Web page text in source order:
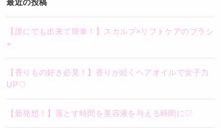
最近の投稿
【誰にでも出来て簡単！】スカルプ×リフトケアのブラシ
⭐︎
【香りもの好き必見！】香りが続くヘアオイルで女子力
UP♡
【新発想！】落とす時間を美容液を与える時間に♡